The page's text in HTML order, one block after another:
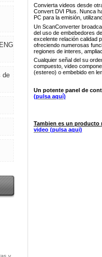
de
Convierta videos desde
Convert DVI Plus. Nunca
PC para la emisión,
Un ScanConverter
del uso de embebedores
excelente relación calidad
ofreciendo numerosas
regiones de interes,
Cualquier señal del su
compuesto, video
(estereo) o embebido en
Un potente panel de
(pulsa aquí)
Tambien es un producto
video (pulsa aqui)